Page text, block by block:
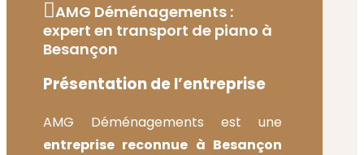
AMG Déménagements :
expert en transport de piano à
Besançon
Présentation de l’entreprise
AMG Déménagements est une
entreprise reconnue à Besançon